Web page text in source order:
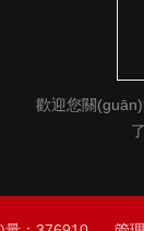
歡迎您關